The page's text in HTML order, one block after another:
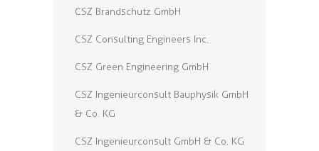
CSZ Brandschutz GmbH
CSZ Consulting Engineers Inc.
CSZ Green Engineering GmbH
CSZ Ingenieurconsult Bauphysik GmbH
& Co. KG
CSZ Ingenieurconsult GmbH & Co. KG